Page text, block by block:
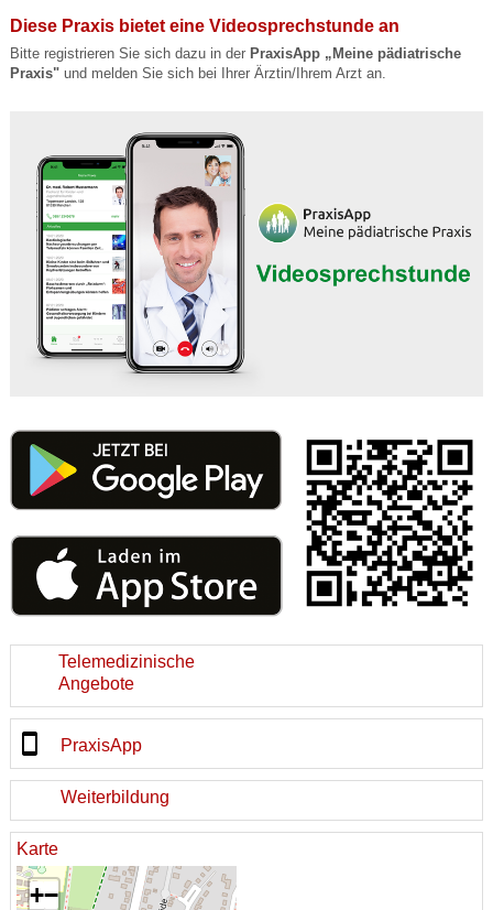
Diese Praxis bietet eine Videosprechstunde an
Bitte registrieren Sie sich dazu in der PraxisApp „Meine pädiatrische
Praxis"und melden Sie sich bei Ihrer Ärztin/Ihrem Arzt an.
Telemedizinische
Angebote
PraxisApp
Weiterbildung
Karte
+−